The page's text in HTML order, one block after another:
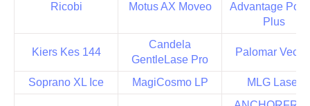
Ricobi Motus AX Moveo
Advantage
Plus
Kiers Kes 144
Candela
GentleLase Pro
Palomar
Soprano XL Ice MagiCosmo LP MLG Laser